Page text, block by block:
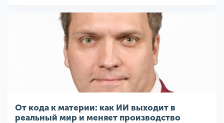
От кода к материи: как ИИ выходит в
реальный мир и меняет производство